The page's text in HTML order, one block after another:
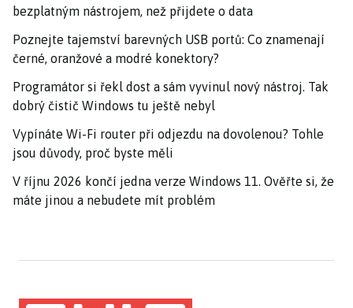
bezplatným nástrojem, než přijdete o data
Poznejte tajemství barevných USB portů: Co znamenají
černé, oranžové a modré konektory?
Programátor si řekl dost a sám vyvinul nový nástroj. Tak
dobrý čistič Windows tu ještě nebyl
Vypínáte Wi-Fi router při odjezdu na dovolenou? Tohle
jsou důvody, proč byste měli
V říjnu 2026 končí jedna verze Windows 11. Ověřte si, že
máte jinou a nebudete mít problém